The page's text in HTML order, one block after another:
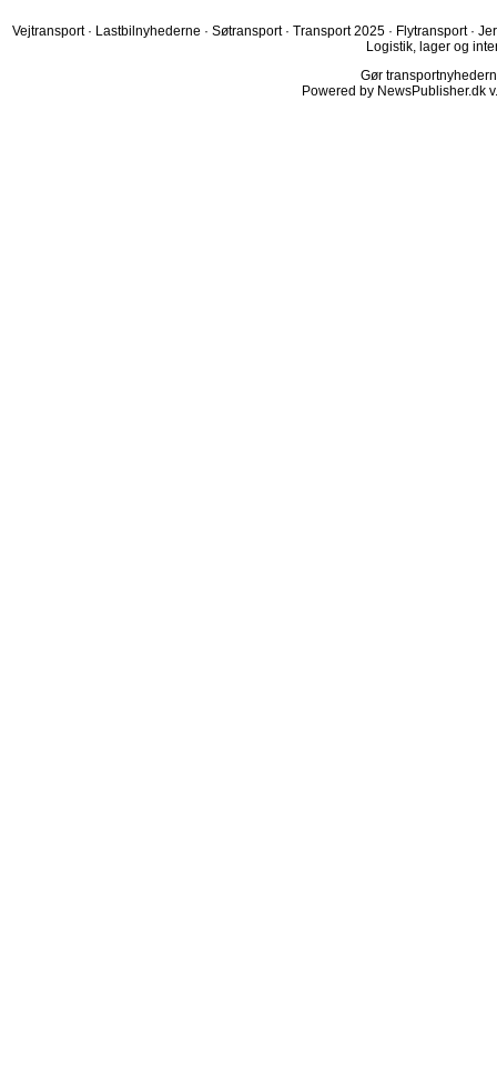
Vejtransport · Lastbilnyhederne · Søtransport · Transport 2025 · Flytransport ·
Logistik, lager og
Gør
Powered by NewsPublisher.dk